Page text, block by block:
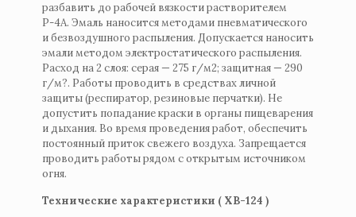
разбавить до рабочей вязкости растворителем
Р-4А. Эмаль наносится методами пневматического
и безвоздушного распыления. Допускается наносить
эмали методом электростатического распыления.
Расход на 2 слоя: серая — 275 г/м2; защитная — 290
г/м?. Работы проводить в средствах личной
защиты (респиратор, резиновые перчатки). Не
допустить попадание краски в органы пищеварения
и дыхания. Во время проведения работ, обеспечить
постоянный приток свежего воздуха. Запрещается
проводить работы рядом с открытым источником
огня.
Технические характеристики ( ХВ-124 )